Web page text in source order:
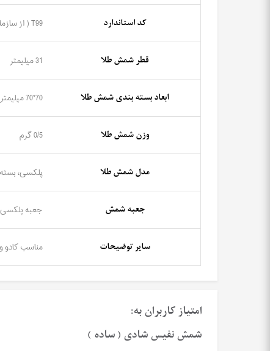
کد استاندارد T99 ( از سازمان ملی استاندارد ایران )
قطر شمش طلا 31 میلیمتر
ابعاد بسته بندی شمش طلا 70*70 میلیمتر
وزن شمش طلا 0/5 گرم
مدل شمش طلا پلکسی،
جعبه شمش جعبه پلکسی
سایر توضیحات مناسب
امتیاز کاربران به:
شمش نفیس شادی ( ساده )